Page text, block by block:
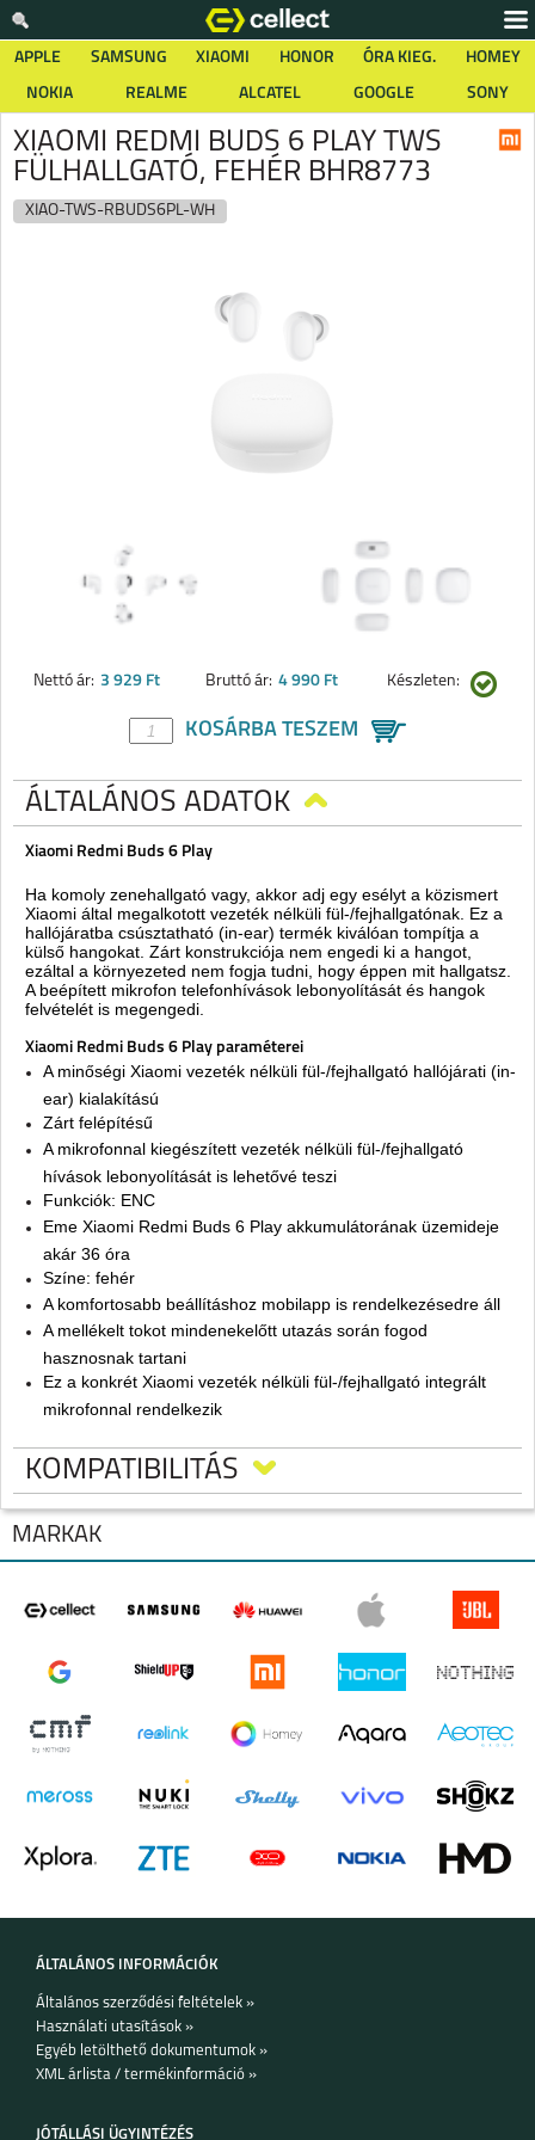
APPLE SAMSUNG XIAOMI HONOR ÓRA KIEG.
HOMEY
NOKIA
REALME ALCATEL GOOGLE SONY
XIAOMI REDMI BUDS 6 PLAY TWS
FÜLHALLGATÓ, FEHÉR BHR8773
XIAO-TWS-RBUDS6PL-WH
Nettó ár: 3 929 Ft Bruttó ár: 4 990 Ft Készleten:
KOSÁRBA TESZEM
ÁLTALÁNOS ADATOK
Xiaomi Redmi Buds 6 Play
Ha komoly zenehallgató vagy, akkor adj egy esélyt a közismert
Xiaomi által megalkotott vezeték nélküli fül-/fejhallgatónak. Ez a
hallójáratba csúsztatható (in-ear) termék kiválóan tompítja a
külső hangokat. Zárt konstrukciója nem engedi ki a hangot,
ezáltal a környezeted nem fogja tudni, hogy éppen mit hallgatsz.
A beépített mikrofon telefonhívások lebonyolítását és hangok
felvételét is megengedi.
Xiaomi Redmi Buds 6 Play paraméterei
A minőségi Xiaomi vezeték nélküli fül-/fejhallgató hallójárati (in-
ear) kialakítású
Zárt felépítésű
A mikrofonnal kiegészített vezeték nélküli fül-/fejhallgató
hívások lebonyolítását is lehetővé teszi
Funkciók: ENC
Eme Xiaomi Redmi Buds 6 Play akkumulátorának üzemideje
akár 36 óra
Színe: fehér
A komfortosabb beállításhoz mobilapp is rendelkezésedre áll
A mellékelt tokot mindenekelőtt utazás során fogod
hasznosnak tartani
Ez a konkrét Xiaomi vezeték nélküli fül-/fejhallgató integrált
mikrofonnal rendelkezik
Élvezd a zenéket az elsőosztályú Xiaomi Redmi Buds 6 Play vezeték
nélküli fül-/fejhallgatóval
KOMPATIBILITÁS
IPHONE 17 PRO MAX IPHONE 17 PRO IPHONE AIR
IPHONE 17 IPHONE 16E IPHONE 16 PRO MAX
IPHONE 16 PLUS IPHONE 16 PRO
MÁRKÁK
ÁLTALÁNOS INFORMÁCIÓK
Általános szerződési feltételek »
Használati utasítások »
Egyéb letölthető dokumentumok »
XML árlista / termékinformáció »
JÓTÁLLÁSI ÜGYINTÉZÉS